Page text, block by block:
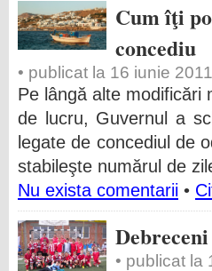
Cum îţi
concediu
• publicat la 16 iunie 2011
Pe lângă alte modificări
de lucru, Guvernul a
legate de concediul de
stabileşte numărul de
Nu exista comentarii •
• publicat la